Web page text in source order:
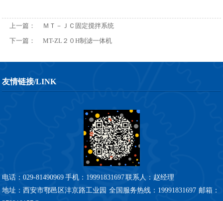
上一篇：
ＭＴ－ＪＣ固定搅拌系统
下一篇：
MT-ZL２０H制滤一体机
友情链接/LINK
电话：029-81490969 手机：19991831697联系人：赵经理
地址：西安市鄠邑区沣京路工业园 全国服务热线：19991831697 邮箱：